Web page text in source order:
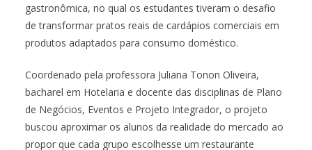
gastronômica, no qual os estudantes tiveram o desafio
de transformar pratos reais de cardápios comerciais em
produtos adaptados para consumo doméstico.
Coordenado pela professora Juliana Tonon Oliveira,
bacharel em Hotelaria e docente das disciplinas de Plano
de Negócios, Eventos e Projeto Integrador, o projeto
buscou aproximar os alunos da realidade do mercado ao
propor que cada grupo escolhesse um restaurante